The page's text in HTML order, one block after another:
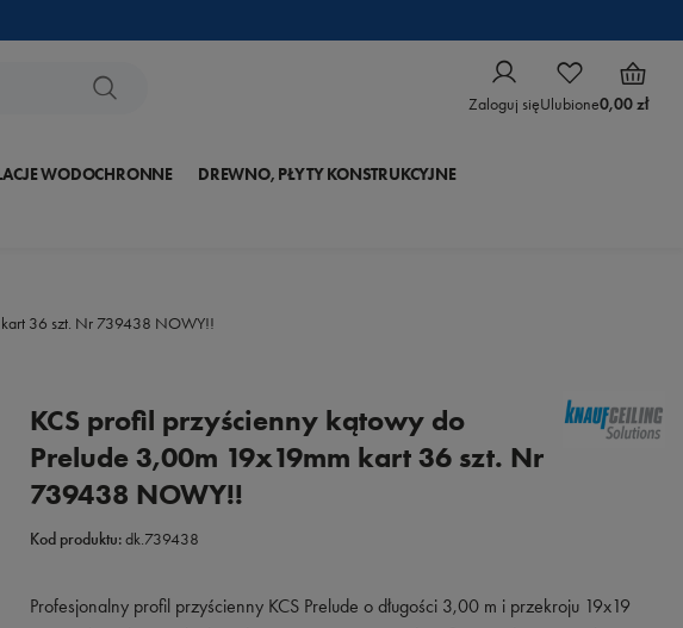
Zaloguj sięUlubione0,00 zł
WODOCHRONNE DREWNO, PŁYTY KONSTRUKCYJNE
kart 36 szt. Nr 739438 NOWY!!
KCS profil przyścienny kątowy do
Prelude 3,00m 19x19mm kart 36 szt. Nr
739438 NOWY!!
Kod produktu:dk.739438
Profesjonalny profil przyścienny KCS Prelude o długości 3,00 m i przekroju 19x19